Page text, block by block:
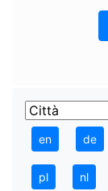
en de
pl nl